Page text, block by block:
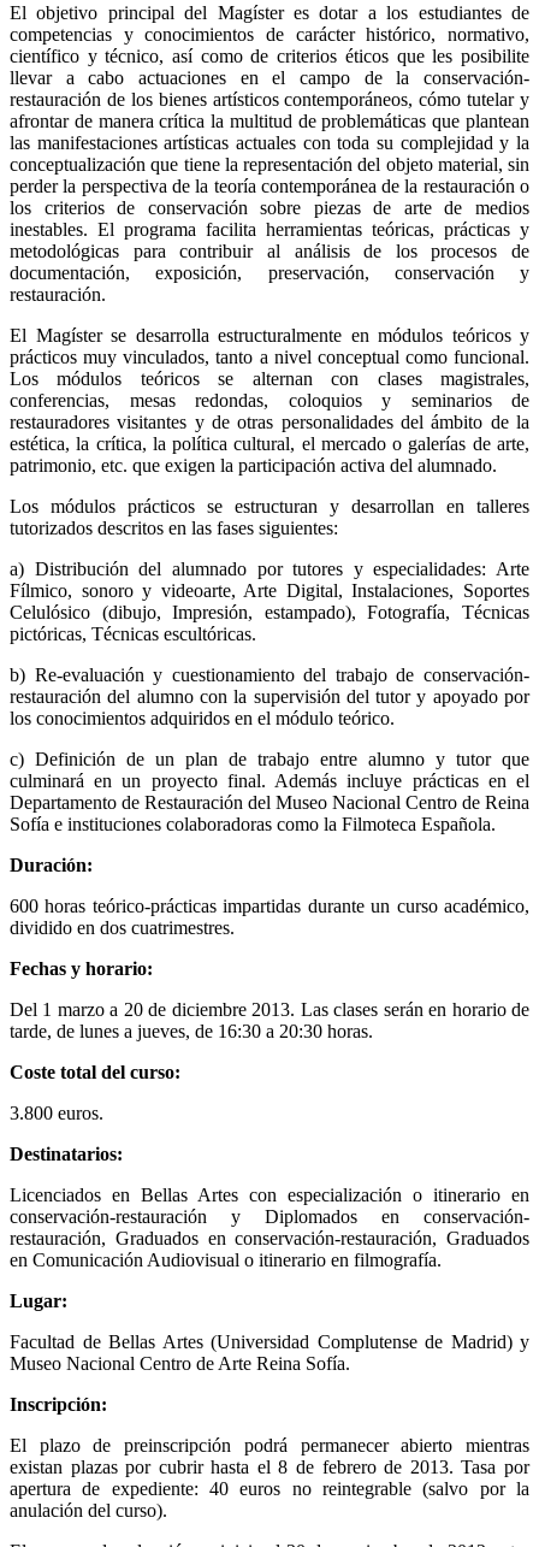
El objetivo principal del Magíster es dotar a los estudiantes de
competencias y conocimientos de carácter histórico, normativo,
científico y técnico, así como de criterios éticos que les posibilite
llevar a cabo actuaciones en el campo de la conservación-
restauración de los bienes artísticos contemporáneos, cómo tutelar y
afrontar de manera crítica la multitud de problemáticas que plantean
las manifestaciones artísticas actuales con toda su complejidad y la
conceptualización que tiene la representación del objeto material, sin
perder la perspectiva de la teoría contemporánea de la restauración o
los criterios de conservación sobre piezas de arte de medios
inestables. El programa facilita herramientas teóricas, prácticas y
metodológicas para contribuir al análisis de los procesos de
documentación, exposición, preservación, conservación y
restauración.
El Magíster se desarrolla estructuralmente en módulos teóricos y
prácticos muy vinculados, tanto a nivel conceptual como funcional.
Los módulos teóricos se alternan con clases magistrales,
conferencias, mesas redondas, coloquios y seminarios de
restauradores visitantes y de otras personalidades del ámbito de la
estética, la crítica, la política cultural, el mercado o galerías de arte,
patrimonio, etc. que exigen la participación activa del alumnado.
Los módulos prácticos se estructuran y desarrollan en talleres
tutorizados descritos en las fases siguientes:
a) Distribución del alumnado por tutores y especialidades: Arte
Fílmico, sonoro y videoarte, Arte Digital, Instalaciones, Soportes
Celulósico (dibujo, Impresión, estampado), Fotografía, Técnicas
pictóricas, Técnicas escultóricas.
b) Re-evaluación y cuestionamiento del trabajo de conservación-
restauración del alumno con la supervisión del tutor y apoyado por
los conocimientos adquiridos en el módulo teórico.
c) Definición de un plan de trabajo entre alumno y tutor que
culminará en un proyecto final. Además incluye prácticas en el
Departamento de Restauración del Museo Nacional Centro de Reina
Sofía e instituciones colaboradoras como la Filmoteca Española.
Duración:
600 horas teórico-prácticas impartidas durante un curso académico,
dividido en dos cuatrimestres.
Fechas y horario:
Del 1 marzo a 20 de diciembre 2013. Las clases serán en horario de
tarde, de lunes a jueves, de 16:30 a 20:30 horas.
Coste total del curso:
3.800 euros.
Destinatarios:
Licenciados en Bellas Artes con especialización o itinerario en
conservación-restauración y Diplomados en conservación-
restauración, Graduados en conservación-restauración, Graduados
en Comunicación Audiovisual o itinerario en filmografía.
Lugar:
Facultad de Bellas Artes (Universidad Complutense de Madrid) y
Museo Nacional Centro de Arte Reina Sofía.
Inscripción:
El plazo de preinscripción podrá permanecer abierto mientras
existan plazas por cubrir hasta el 8 de febrero de 2013. Tasa por
apertura de expediente: 40 euros no reintegrable (salvo por la
anulación del curso).